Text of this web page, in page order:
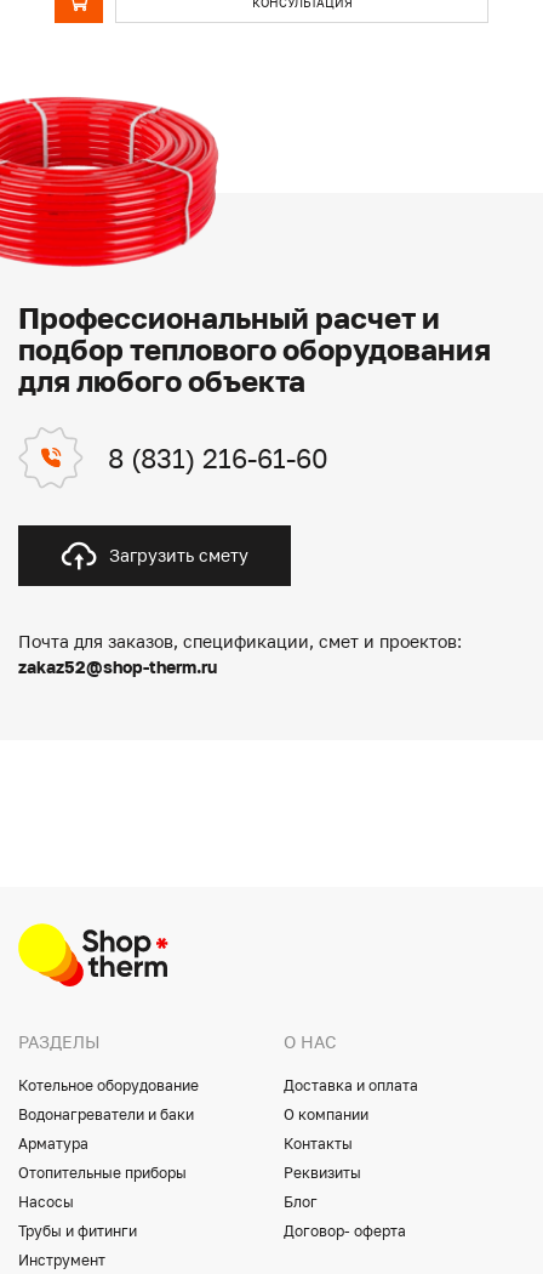
Профессиональный расчет и
подбор теплового оборудования
для любого объекта
8 (831) 216-61-60
Загрузить смету
Почта для заказов, спецификации, смет и проектов:
zakaz52@shop-therm.ru
РАЗДЕЛЫ
Котельное оборудование
Водонагреватели и баки
Арматура
Отопительные приборы
Насосы
Трубы и фитинги
Инструмент
О НАС
Доставка и оплата
О компании
Контакты
Реквизиты
Блог
Договор- оферта